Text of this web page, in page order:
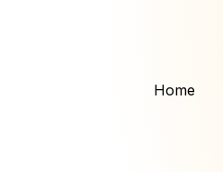
Home